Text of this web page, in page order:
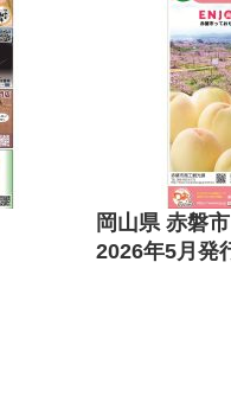
岡山県 赤磐市
2026年5月発